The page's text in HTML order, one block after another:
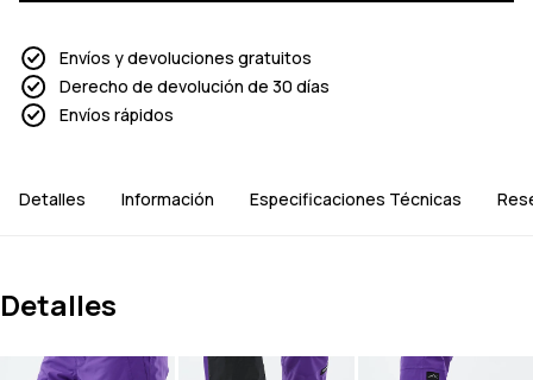
Envíos y devoluciones gratuitos
Derecho de devolución de 30 días
Envíos rápidos
Detalles Información Especificaciones Técnicas
Detalles